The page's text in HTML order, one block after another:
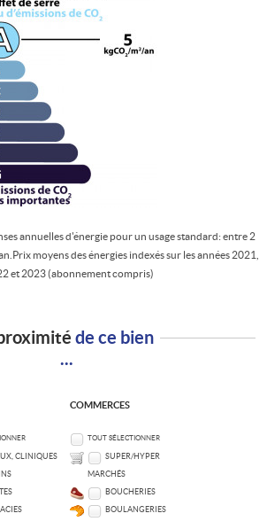
annuelles d'énergie pour un usage standard: entre 2
moyens des énergies indexés sur les années 2021,
et 2023 (abonnement compris)
de ce bien
...
CLINIQUES
COMMERCES
TOUT SÉLECTIONNER
SUPER/HYPER
MARCHÉS
BOUCHERIES
BOULANGERIES